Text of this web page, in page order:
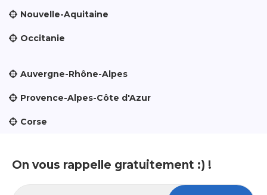
Nouvelle-Aquitaine
Occitanie
Auvergne-Rhône-Alpes
Provence-Alpes-Côte d'Azur
Corse
On vous rappelle gratuitement :) !